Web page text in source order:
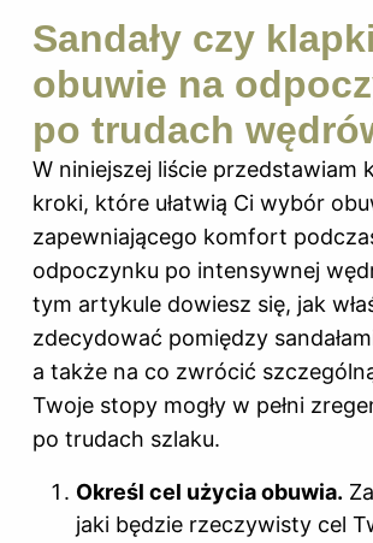
Sandały czy
obuwie na
po trudach
W niniejszej liście przedstawiam
kroki, które ułatwią Ci wybór
zapewniającego komfort
odpoczynku po intensywnej
tym artykule dowiesz się, jak
zdecydować pomiędzy
a także na co zwrócić
Twoje stopy mogły w pełni
po trudach szlaku.
Określ cel użycia obuwia.
jaki będzie rzeczywisty cel